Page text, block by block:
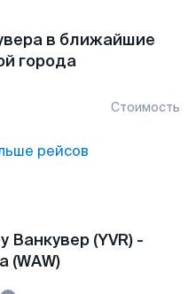
в ближайшие
города
Стоимость
рейсов
(YVR) -
(WAW)